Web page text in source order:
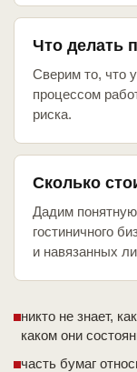
Что делать
Сверим то, что
процессом
риска.
Сколько
Дадим
гостиничного
и навязанных
никто не знает,
каком они
часть бумаг